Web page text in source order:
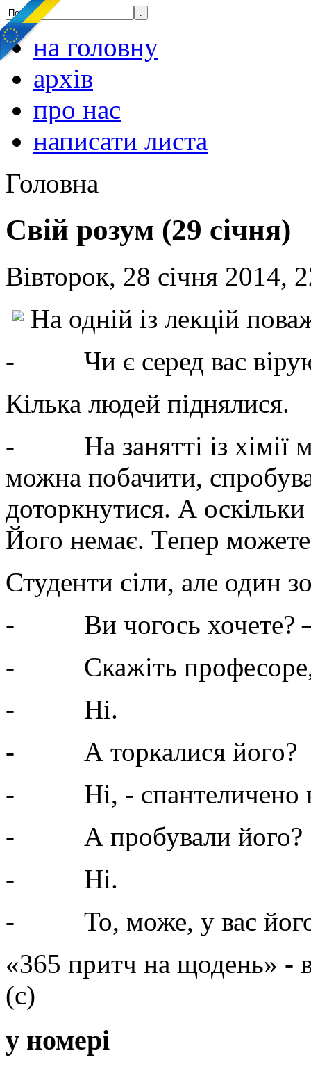
на головну
архів
про нас
написати листа
Головна
Свій розум (29 січня)
Вівторок, 28 січня 2014,
На одній із лекцій
- Чи є серед вас
Кілька людей піднялися.
- На занятті із хімії
можна побачити,
доторкнутися. А
Його немає. Тепер можете
Студенти сіли, але один
- Ви чогось хочете? –
- Скажіть професоре, а
- Ні.
- А торкалися його?
- Ні, - спантеличено
- А пробували його?
- Ні.
- То, може, у вас його
«365 притч на щодень» -
(с)
у номері